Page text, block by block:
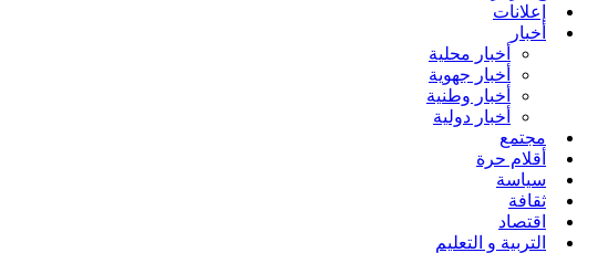
إعلانات
أخبار
أخبار محلية
أخبار جهوية
أخبار وطنية
أخبار دولية
مجتمع
أقلام حرة
سياسة
ثقافة
اقتصاد
التربية و التعليم